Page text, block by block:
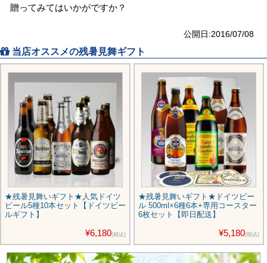
贈ってみてはいかがですか？
公開日:2016/07/08
当店オススメの残暑見舞ギフト
★残暑見舞いギフト★人気ドイツ
ビール5種10本セット【ドイツビー
ルギフト】
¥6,180(税込)
★残暑見舞いギフト★ドイツビー
ル 500ml×6種6本+専用コースター
6枚セット【即日配送】
¥5,180(税込)